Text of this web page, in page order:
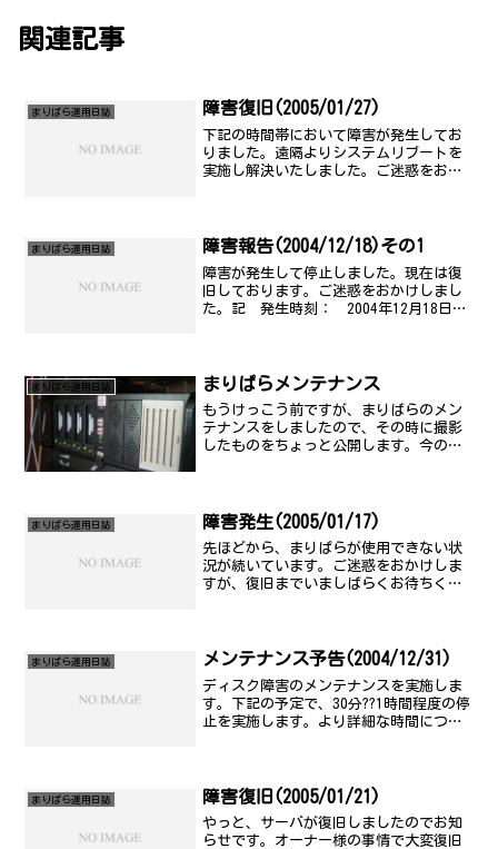
関連記事
まりぱら運用日誌 障害復旧(2005/01/27)
下記の時間帯において障害が発生してお
りました。遠隔よりシステムリブートを
実施し解決いたしました。ご迷惑をおか
頃 ...
まりぱら運用日誌 障害報告(2004/12/18)その1
障害が発生して停止しました。現在は復
旧しております。ご迷惑をおかけしまし
た。記 発生時刻： 2004年12月18日
まりぱら運用日誌 まりぱらメンテナンス
もうけっこう前ですが、まりばらのメン
テナンスをしましたので、その時に撮影
したものをちょっと公開します。今のま
まりぱら運用日誌 障害発生(2005/01/17)
先ほどから、まりぱらが使用できない状
況が続いています。ご迷惑をおかけしま
すが、復旧までいましばらくお待ちくだ
明 障害範...
まりぱら運用日誌 メンテナンス予告(2004/12/31)
ディスク障害のメンテナンスを実施しま
す。下記の予定で、30分??1時間程度の停
止を実施します。より詳細な時間につい
まりぱら運用日誌 障害復旧(2005/01/21)
やっと、サーバが復旧しましたのでお知
らせです。オーナー様の事情で大変復旧